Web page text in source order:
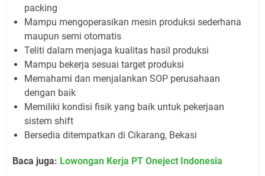
packing
Mampu mengoperasikan mesin produksi sederhana
maupun semi otomatis
Teliti dalam menjaga kualitas hasil produksi
Mampu bekerja sesuai target produksi
Memahami dan menjalankan SOP perusahaan
dengan baik
Memiliki kondisi fisik yang baik untuk pekerjaan
sistem shift
Bersedia ditempatkan di Cikarang, Bekasi
Baca juga: Lowongan Kerja PT Oneject Indonesia